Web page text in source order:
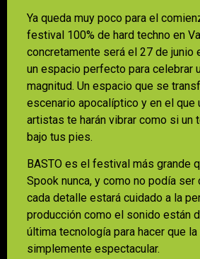
Ya queda muy poco para el
festival 100% de hard techno en
concretamente será el 27 de junio
un espacio perfecto para celebrar
magnitud. Un espacio que se
escenario apocalíptico y en el que
artistas te harán vibrar como si un
bajo tus pies.
BASTO es el festival más grande
Spook nunca, y como no podía ser
cada detalle estará cuidado a la
producción como el sonido están
última tecnología para hacer que
simplemente espectacular.